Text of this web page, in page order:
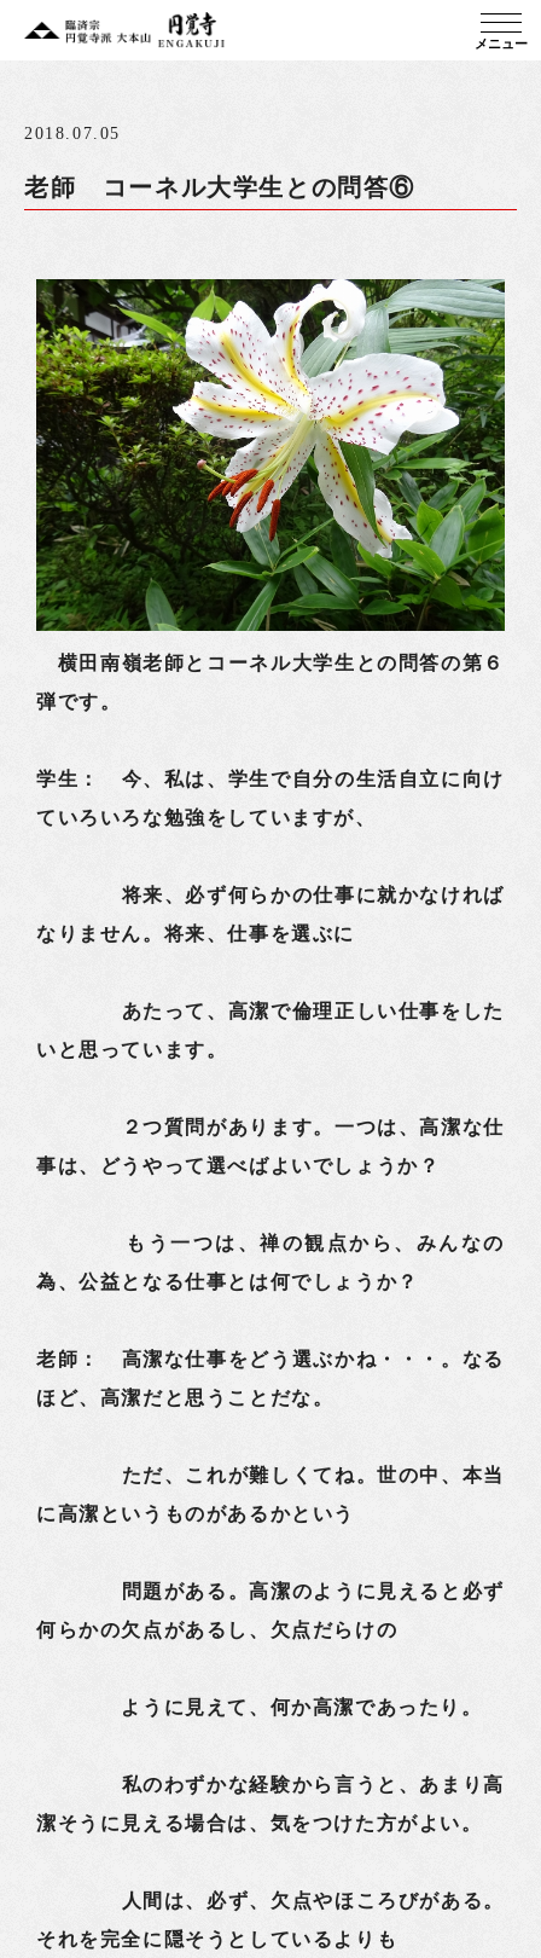
メニュー
2018.07.05
老師 コーネル大学生との問答⑥
横田南嶺老師とコーネル大学生との問答の第６
弾です。
学生： 今、私は、学生で自分の生活自立に向け
ていろいろな勉強をしていますが、
将来、必ず何らかの仕事に就かなければ
なりません。将来、仕事を選ぶに
あたって、高潔で倫理正しい仕事をした
いと思っています。
２つ質問があります。一つは、高潔な仕
事は、どうやって選べばよいでしょうか？
もう一つは、禅の観点から、みんなの
為、公益となる仕事とは何でしょうか？
老師： 高潔な仕事をどう選ぶかね・・・。なる
ほど、高潔だと思うことだな。
ただ、これが難しくてね。世の中、本当
に高潔というものがあるかという
問題がある。高潔のように見えると必ず
何らかの欠点があるし、欠点だらけの
ように見えて、何か高潔であったり。
私のわずかな経験から言うと、あまり高
潔そうに見える場合は、気をつけた方がよい。
人間は、必ず、欠点やほころびがある。
それを完全に隠そうとしているよりも